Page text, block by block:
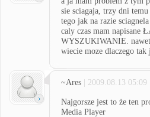
sie sciagaja, trzy dni
tego jak na razie
caly czas mam napisane
WYSZUKIWANIE.
wiecie moze dlaczego tak
~Ares | 2009.08.13 05:09
Najgorsze jest to że ten
Media Player